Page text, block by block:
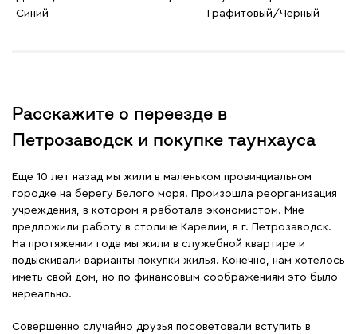
Синий
Графитовый/Черный
Расскажите о переезде в
Петрозаводск и покупке таунхауса
Еще 10 лет назад мы жили в маленьком провинциальном
городке на берегу Белого моря. Произошла реорганизация
учреждения, в котором я работала экономистом. Мне
предложили работу в столице Карелии, в г. Петрозаводск.
На протяжении года мы жили в служебной квартире и
подыскивали варианты покупки жилья. Конечно, нам хотелось
иметь свой дом, но по финансовым соображениям это было
нереально.
Совершенно случайно друзья посоветовали вступить в